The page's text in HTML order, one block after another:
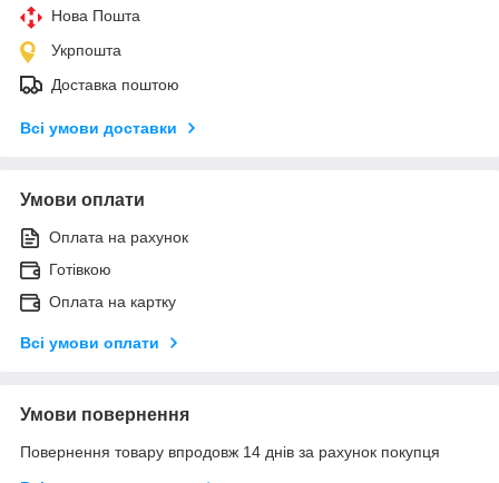
Нова Пошта
Укрпошта
Доставка поштою
Всі умови доставки
Умови оплати
Оплата на рахунок
Готівкою
Оплата на картку
Всі умови оплати
Умови повернення
Повернення товару впродовж 14 днів за рахунок покупця